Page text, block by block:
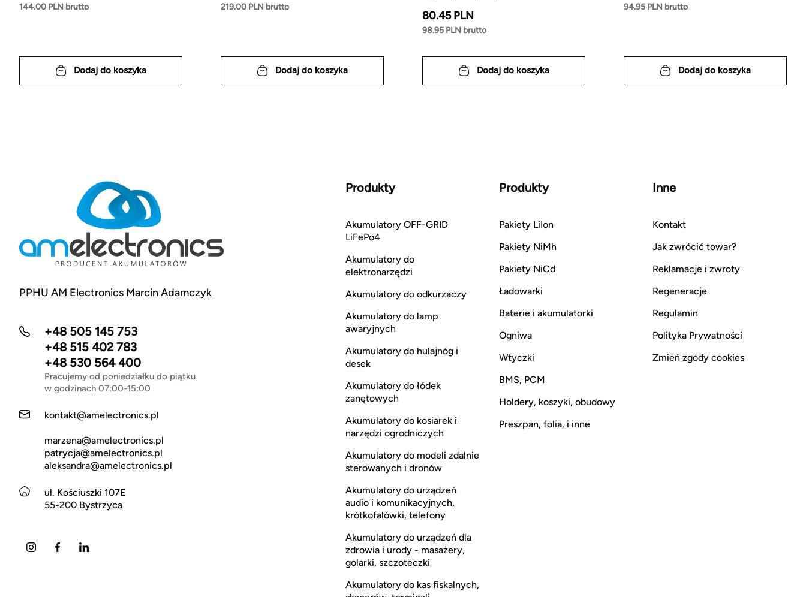
144.00 PLN brutto
Dodaj do koszyka
219.00 PLN brutto
Dodaj do koszyka
80.45 PLN
98.95 PLN brutto
Dodaj do koszyka
94.95 PLN brutto
Dodaj do koszyka
PPHU AM Electronics Marcin Adamczyk
+48 505 145 753
+48 515 402 783
+48 530 564 400
Pracujemy od poniedziałku do piątku
w godzinach 07:00-15:00
kontakt@amelectronics.pl
marzena@amelectronics.pl
patrycja@amelectronics.pl
aleksandra@amelectronics.pl
ul. Kościuszki 107E
55-200 Bystrzyca
Produkty
Akumulatory OFF-GRID
LiFePo4
Akumulatory do
elektronarzędzi
Akumulatory do odkurzaczy
Akumulatory do lamp
awaryjnych
Akumulatory do hulajnóg i
desek
Akumulatory do łódek
zanętowych
Akumulatory do kosiarek i
narzędzi ogrodniczych
Akumulatory do modeli zdalnie
sterowanych i dronów
Akumulatory do urządzeń
audio i komunikacyjnych,
krótkofalówki, telefony
Akumulatory do urządzeń dla
zdrowia i urody - masażery,
golarki, szczoteczki
Akumulatory do kas fiskalnych,
Produkty
Pakiety LiIon
Pakiety NiMh
Pakiety NiCd
Ładowarki
Baterie i akumulatorki
Ogniwa
Wtyczki
BMS, PCM
Holdery, koszyki, obudowy
Preszpan, folia, i inne
Inne
Kontakt
Jak zwrócić towar?
Reklamacje i zwroty
Regeneracje
Regulamin
Polityka Prywatności
Zmień zgody cookies